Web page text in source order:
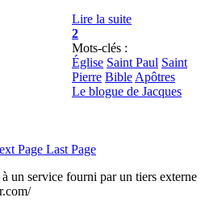
Lire la suite
2
Mots-clés :
Église Saint Paul Saint
Pierre Bible Apôtres
Le blogue de Jacques
Page Last Page
un service fourni par un tiers externe